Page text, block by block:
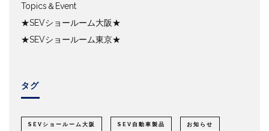
Topics＆Event
★SEVショールーム大阪★
★SEVショールーム東京★
タグ
SEVショールーム大阪 SEV自動車製品 お知らせ